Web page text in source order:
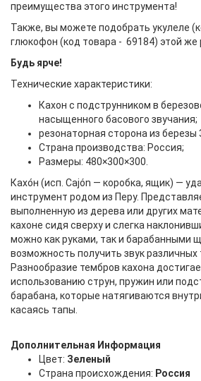
преимущества этого инструмента!
Также, вы можете подобрать укулеле
глюкофон (код товара - 69184) этой же
Будь ярче!
Технические характеристики:
Кахон с подструнником в
насыщенного басового звучания;
резонаторная сторона из березы
Страна производства: Россия;
Размеры: 480×300×300.
Кахо́н (исп. Cajón — коробка, ящик) —
инструмент родом из Перу.
выполненную из дерева или других
кахоне сидя сверху и слегка
можно как руками, так и барабанными
возможность получить звук различных
Разнообразие тембров кахона
использованию струн, пружин или
барабана, которые натягиваются
касаясь тапы.
Дополнительная Информация
Цвет: Зеленый
Страна происхождения: Россия